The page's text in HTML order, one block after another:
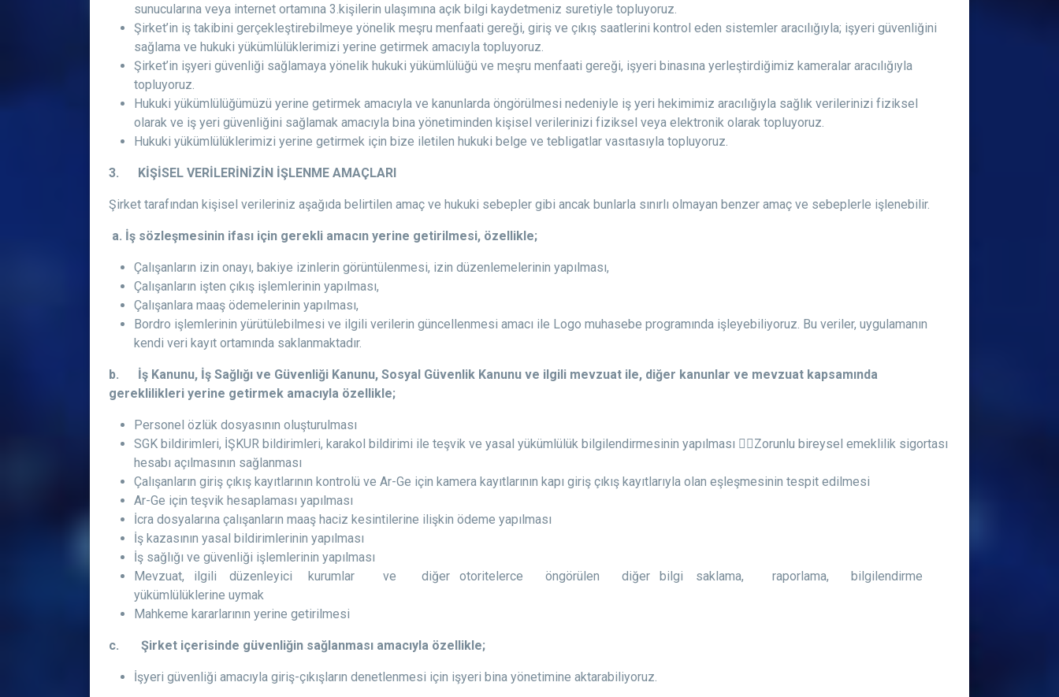
sunucularına veya internet ortamına 3.kişilerin ulaşımına açık bilgi kaydetmeniz suretiyle topluyoruz.
Şirket’in iş takibini gerçekleştirebilmeye yönelik meşru menfaati gereği, giriş ve çıkış saatlerini kontrol eden sistemler aracılığıyla; işyeri güvenliğini
sağlama ve hukuki yükümlülüklerimizi yerine getirmek amacıyla topluyoruz.
Şirket’in işyeri güvenliği sağlamaya yönelik hukuki yükümlülüğü ve meşru menfaati gereği, işyeri binasına yerleştirdiğimiz kameralar aracılığıyla
topluyoruz.
Hukuki yükümlülüğümüzü yerine getirmek amacıyla ve kanunlarda öngörülmesi nedeniyle iş yeri hekimimiz aracılığıyla sağlık verilerinizi fiziksel
olarak ve iş yeri güvenliğini sağlamak amacıyla bina yönetiminden kişisel verilerinizi fiziksel veya elektronik olarak topluyoruz.
Hukuki yükümlülüklerimizi yerine getirmek için bize iletilen hukuki belge ve tebligatlar vasıtasıyla topluyoruz.
3. KİŞİSEL VERİLERİNİZİN İŞLENME AMAÇLARI
Şirket tarafından kişisel verileriniz aşağıda belirtilen amaç ve hukuki sebepler gibi ancak bunlarla sınırlı olmayan benzer amaç ve sebeplerle işlenebilir.
a. İş sözleşmesinin ifası için gerekli amacın yerine getirilmesi, özellikle;
Çalışanların izin onayı, bakiye izinlerin görüntülenmesi, izin düzenlemelerinin yapılması,
Çalışanların işten çıkış işlemlerinin yapılması,
Çalışanlara maaş ödemelerinin yapılması,
Bordro işlemlerinin yürütülebilmesi ve ilgili verilerin güncellenmesi amacı ile Logo muhasebe programında işleyebiliyoruz. Bu veriler, uygulamanın
kendi veri kayıt ortamında saklanmaktadır.
b. İş Kanunu, İş Sağlığı ve Güvenliği Kanunu, Sosyal Güvenlik Kanunu ve ilgili mevzuat ile, diğer kanunlar ve mevzuat kapsamında
gereklilikleri yerine getirmek amacıyla özellikle;
Personel özlük dosyasının oluşturulması
SGK bildirimleri, İŞKUR bildirimleri, karakol bildirimi ile teşvik ve yasal yükümlülük bilgilendirmesinin yapılması Zorunlu bireysel emeklilik sigortası
hesabı açılmasının sağlanması
Çalışanların giriş çıkış kayıtlarının kontrolü ve Ar-Ge için kamera kayıtlarının kapı giriş çıkış kayıtlarıyla olan eşleşmesinin tespit edilmesi
Ar-Ge için teşvik hesaplaması yapılması
İcra dosyalarına çalışanların maaş haciz kesintilerine ilişkin ödeme yapılması
İş kazasının yasal bildirimlerinin yapılması
İş sağlığı ve güvenliği işlemlerinin yapılması
Mevzuat, ilgili düzenleyici kurumlar ve diğer otoritelerce öngörülen diğer bilgi saklama, raporlama, bilgilendirme
yükümlülüklerine uymak
Mahkeme kararlarının yerine getirilmesi
c. Şirket içerisinde güvenliğin sağlanması amacıyla özellikle;
İşyeri güvenliği amacıyla giriş-çıkışların denetlenmesi için işyeri bina yönetimine aktarabiliyoruz.